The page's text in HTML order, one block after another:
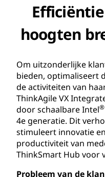
hoogten
Om uitzonderlijke
bieden, optimaliseert
de activiteiten van
ThinkAgile VX
door schaalbare Intel®
4e generatie. Dit
stimuleert innovatie
productiviteit van
ThinkSmart Hub voor
Probleem van de